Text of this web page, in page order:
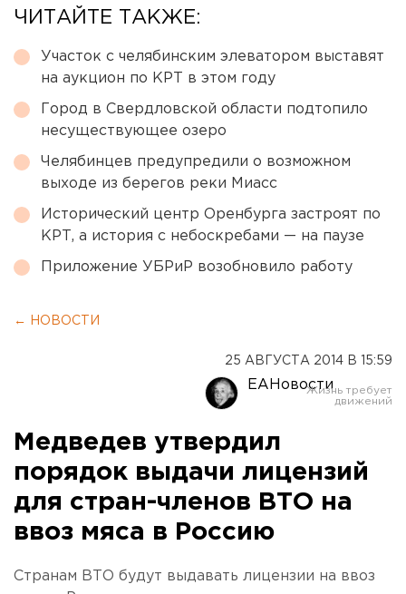
ЧИТАЙТЕ ТАКЖЕ:
Участок с челябинским элеватором выставят
на аукцион по КРТ в этом году
Город в Свердловской области подтопило
несуществующее озеро
Челябинцев предупредили о возможном
выходе из берегов реки Миасс
Исторический центр Оренбурга застроят по
КРТ, а история с небоскребами — на паузе
Приложение УБРиР возобновило работу
← НОВОСТИ
25 АВГУСТА 2014 В 15:59
ЕАНовости
Медведев утвердил
порядок выдачи лицензий
для стран-членов ВТО на
ввоз мяса в Россию
Странам ВТО будут выдавать лицензии на ввоз